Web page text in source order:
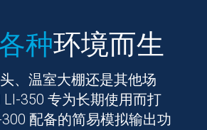
种环境而生
、温室大棚还是其他场
LI-350 专为长期使用而打
配备的简易模拟输出功